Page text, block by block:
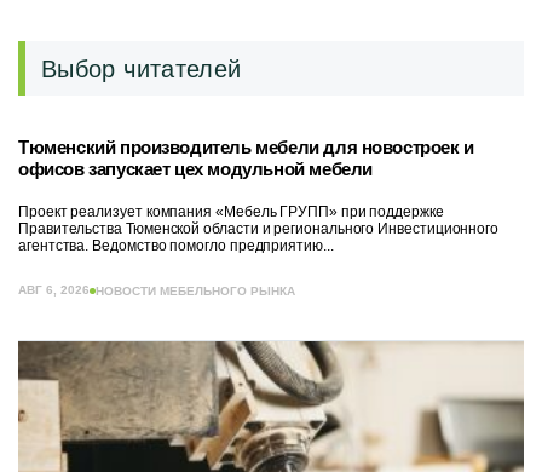
Выбор читателей
Тюменский производитель мебели для новостроек и
офисов запускает цех модульной мебели
Проект реализует компания «Мебель ГРУПП» при поддержке
Правительства Тюменской области и регионального Инвестиционного
агентства. Ведомство помогло предприятию...
АВГ 6, 2026 НОВОСТИ МЕБЕЛЬНОГО РЫНКА